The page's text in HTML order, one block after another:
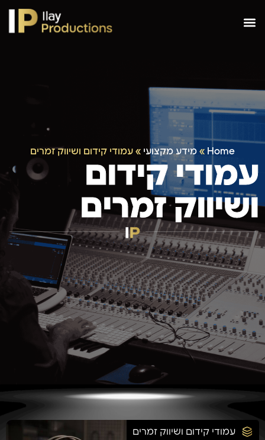
Home
» מידע מקצועי » עמודי קידום ושיווק זמרים
עמודי קידום
ושיווק זמרים
עמודי קידום ושיווק זמרים